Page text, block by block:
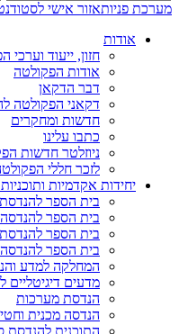
מערכת פניותאזור אישי
אודות
חזון, ייעוד וערכי
אודות הפקולטה
דבר הדקאן
דקאני הפקולטה
חדשות ומחקרים
כתבו עלינו
ניוזלטר חדשות
לזכר חללי
יחידות אקדמיות
בית הספר
בית הספר
בית הספר להנדסת
בית הספר להנדסה
המחלקה למדע
מדעים דיגיטליים
הנדסת מערכות
הנדסה מכנית
התוכנית להנדסת